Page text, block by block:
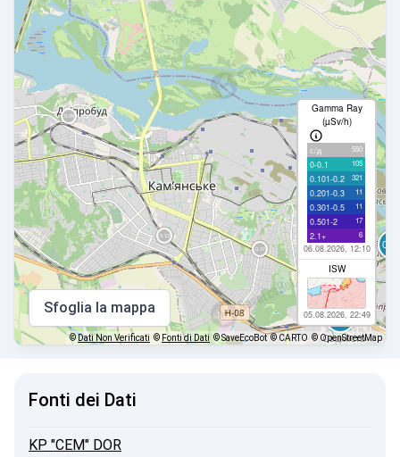
Gamma Ray
(µSv/h)
с/д 550
0-0.1 105
0.101-0.2 321
0.201-0.3 11
0.301-0.5 11
0.501-2 17
2.1+ 6
06.08.2026, 12:10
ISW
05.08.2026, 22:49
Sfoglia la mappa
©Dati Non Verificati © Fonti di Dati © SaveEcoBot © CARTO © OpenStreetMap
Fonti dei Dati
KP "CEM" DOR